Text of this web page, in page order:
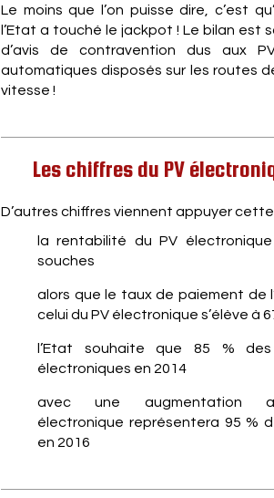
Le moins que l’on puisse dire, c’est
l’Etat a touché le jackpot ! Le bilan est
d’avis de contravention dus aux
automatiques disposés sur les routes
vitesse !
Les chiffres du PV
D’autres chiffres viennent appuyer
la rentabilité du PV
souches
alors que le taux de paiement de
celui du PV électronique s’élève à
l’Etat souhaite que 85 %
électroniques en 2014
avec une
électronique représentera 95 %
en 2016